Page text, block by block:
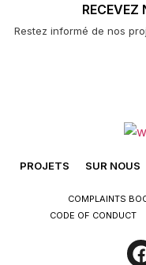
RECEVEZ
Restez informé de nos
PROJETS SUR NOUS
COMPLAINTS
CODE OF CONDUCT